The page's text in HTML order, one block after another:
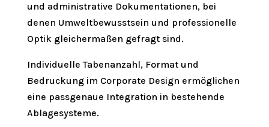
und administrative Dokumentationen, bei
denen Umweltbewusstsein und professionelle
Optik gleichermaßen gefragt sind.
Individuelle Tabenanzahl, Format und
Bedruckung im Corporate Design ermöglichen
eine passgenaue Integration in bestehende
Ablagesysteme.